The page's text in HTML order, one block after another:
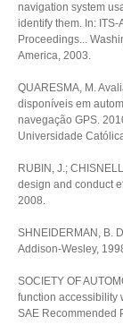
navigation system
identify them. In:
Proceedings...
America, 2003.
QUARESMA, M.
disponíveis em
navegação GPS.
Universidade
RUBIN, J.;
design and conduct
2008.
SHNEIDERMAN, B.
Addison-Wesley,
SOCIETY OF
function accessibility
SAE Recommended